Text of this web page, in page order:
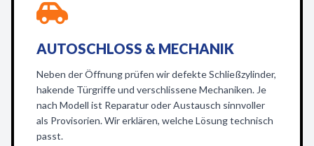
AUTOSCHLOSS & MECHANIK
Neben der Öffnung prüfen wir defekte Schließzylinder,
hakende Türgriffe und verschlissene Mechaniken. Je
nach Modell ist Reparatur oder Austausch sinnvoller
als Provisorien. Wir erklären, welche Lösung technisch
passt.